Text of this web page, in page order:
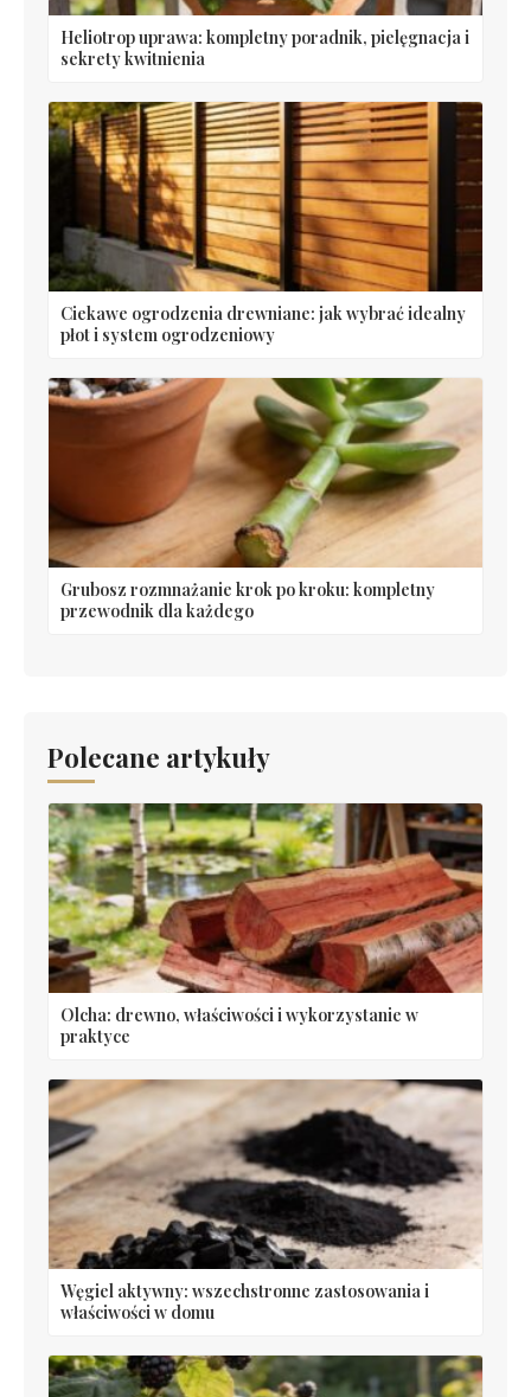
Heliotrop uprawa: kompletny poradnik, pielęgnacja i
sekrety kwitnienia
Ciekawe ogrodzenia drewniane: jak wybrać idealny
płot i system ogrodzeniowy
Grubosz rozmnażanie krok po kroku: kompletny
przewodnik dla każdego
Polecane artykuły
Olcha: drewno, właściwości i wykorzystanie w
praktyce
Węgiel aktywny: wszechstronne zastosowania i
właściwości w domu